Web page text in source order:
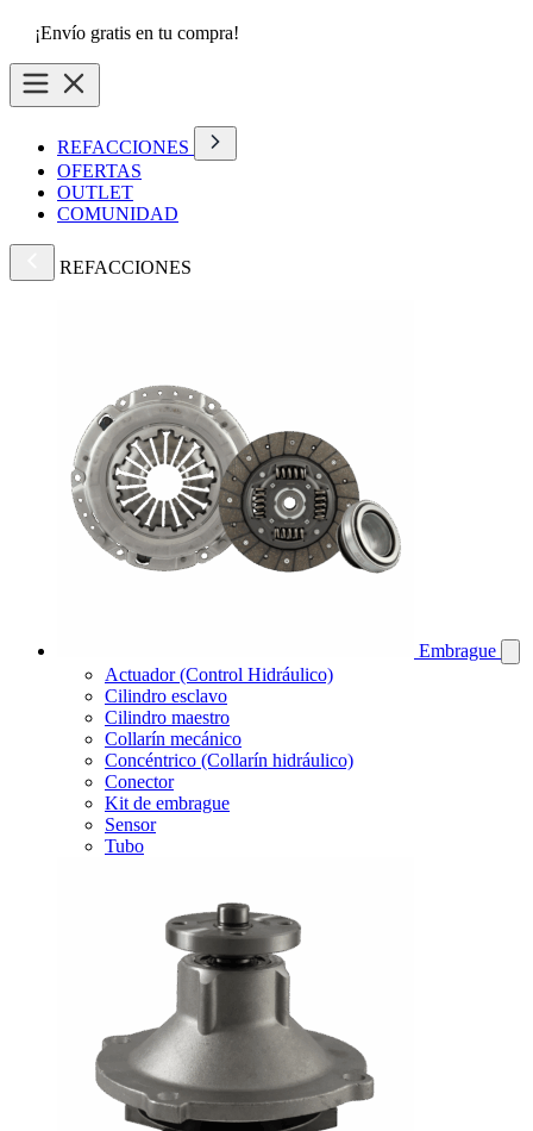
¡Envío gratis en tu compra!
REFACCIONES
OFERTAS
OUTLET
COMUNIDAD
REFACCIONES
Embrague
Actuador (Control Hidráulico)
Cilindro esclavo
Cilindro maestro
Collarín mecánico
Concéntrico (Collarín hidráulico)
Conector
Kit de embrague
Sensor
Tubo